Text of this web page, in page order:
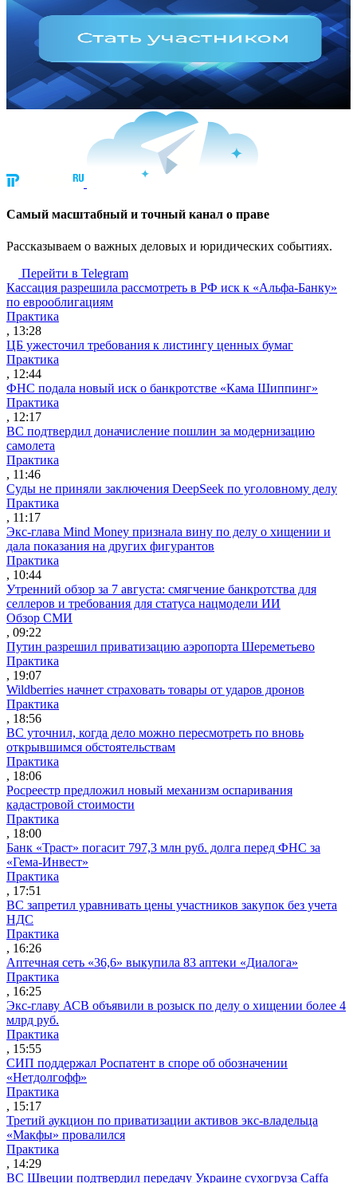
Cамый масштабный и точный канал о праве
Рассказываем о важных деловых и юридических событиях.
Перейти в Telegram
Кассация разрешила рассмотреть в РФ иск к «Альфа-Банку»
по еврооблигациям
Практика
, 13:28
ЦБ ужесточил требования к листингу ценных бумаг
Практика
, 12:44
ФНС подала новый иск о банкротстве «Кама Шиппинг»
Практика
, 12:17
ВС подтвердил доначисление пошлин за модернизацию
самолета
Практика
, 11:46
Суды не приняли заключения DeepSeek по уголовному делу
Практика
, 11:17
Экс-глава Mind Money признала вину по делу о хищении и
дала показания на других фигурантов
Практика
, 10:44
Утренний обзор за 7 августа: смягчение банкротства для
селлеров и требования для статуса нацмодели ИИ
Обзор СМИ
, 09:22
Путин разрешил приватизацию аэропорта Шереметьево
Практика
, 19:07
Wildberries начнет страховать товары от ударов дронов
Практика
, 18:56
ВС уточнил, когда дело можно пересмотреть по вновь
открывшимся обстоятельствам
Практика
, 18:06
Росреестр предложил новый механизм оспаривания
кадастровой стоимости
Практика
, 18:00
Банк «Траст» погасит 797,3 млн руб. долга перед ФНС за
«Гема-Инвест»
Практика
, 17:51
ВС запретил уравнивать цены участников закупок без учета
НДС
Практика
, 16:26
Аптечная сеть «36,6» выкупила 83 аптеки «Диалога»
Практика
, 16:25
Экс-главу АСВ объявили в розыск по делу о хищении более 4
млрд руб.
Практика
, 15:55
СИП поддержал Роспатент в споре об обозначении
«Нетдолгофф»
Практика
, 15:17
Третий аукцион по приватизации активов экс-владельца
«Макфы» провалился
Практика
, 14:29
ВС Швеции подтвердил передачу Украине сухогруза Caffa